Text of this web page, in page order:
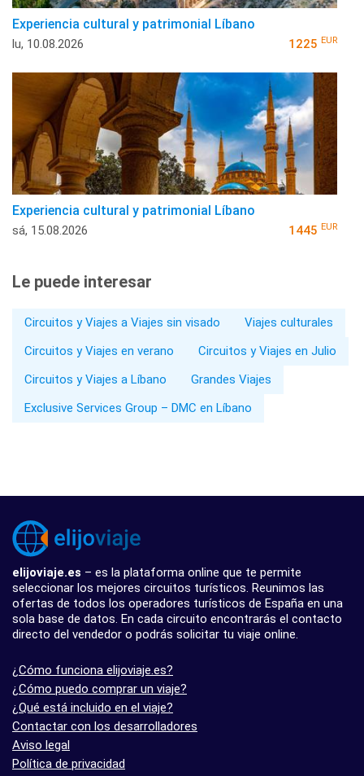
Experiencia cultural y patrimonial Líbano
lu, 10.08.2026 1225 EUR
Experiencia cultural y patrimonial Líbano
sá, 15.08.2026 1445 EUR
Le puede interesar
Circuitos y Viajes a Viajes sin visado
Viajes culturales
Circuitos y Viajes en verano
Circuitos y Viajes en Julio
Circuitos y Viajes a Líbano
Grandes Viajes
Exclusive Services Group – DMC en Líbano
elijoviaje.es – es la plataforma online que te permite
seleccionar los mejores circuitos turísticos. Reunimos las
ofertas de todos los operadores turísticos de España en una
sola base de datos. En cada circuito encontrarás el contacto
directo del vendedor o podrás solicitar tu viaje online.
¿Cómo funciona elijoviaje.es?
¿Cómo puedo comprar un viaje?
¿Qué está incluido en el viaje?
Contactar con los desarrolladores
Aviso legal
Política de privacidad